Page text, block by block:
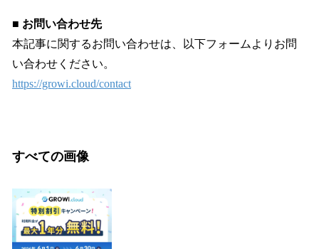
■ お問い合わせ先
本記事に関するお問い合わせは、以下フォームよりお問
い合わせください。
https://growi.cloud/contact
すべての画像